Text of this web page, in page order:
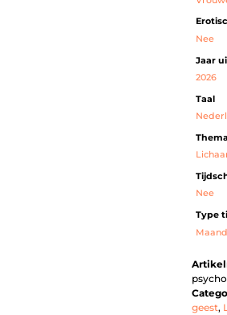
Nee
Jaar
2026
Taal
Thema
Nee
Type
geest,